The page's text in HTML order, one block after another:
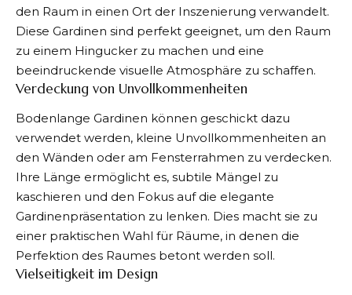
den Raum in einen Ort der Inszenierung verwandelt.
Diese Gardinen sind perfekt geeignet, um den Raum
zu einem Hingucker zu machen und eine
beeindruckende visuelle Atmosphäre zu schaffen.
Verdeckung von Unvollkommenheiten
Bodenlange Gardinen können geschickt dazu
verwendet werden, kleine Unvollkommenheiten an
den Wänden oder am Fensterrahmen zu verdecken.
Ihre Länge ermöglicht es, subtile Mängel zu
kaschieren und den Fokus auf die elegante
Gardinenpräsentation zu lenken. Dies macht sie zu
einer praktischen Wahl für Räume, in denen die
Perfektion des Raumes betont werden soll.
Vielseitigkeit im Design